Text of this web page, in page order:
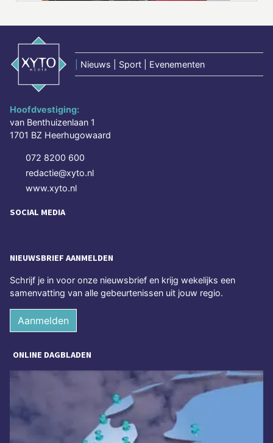
Nieuws | Sport | Evenementen
Hoofdvestiging:
van Benthuizenlaan 1
1701 BZ Heerhugowaard
072 8200 600
redactie@xyto.nl
www.xyto.nl
SOCIAL MEDIA
NIEUWSBRIEF AANMELDEN
Schrijf je in voor onze nieuwsbrief en krijg wekelijks een
samenvatting van alle gebeurtenissen uit jouw regio.
Aanmelden
ONLINE DAGBLADEN